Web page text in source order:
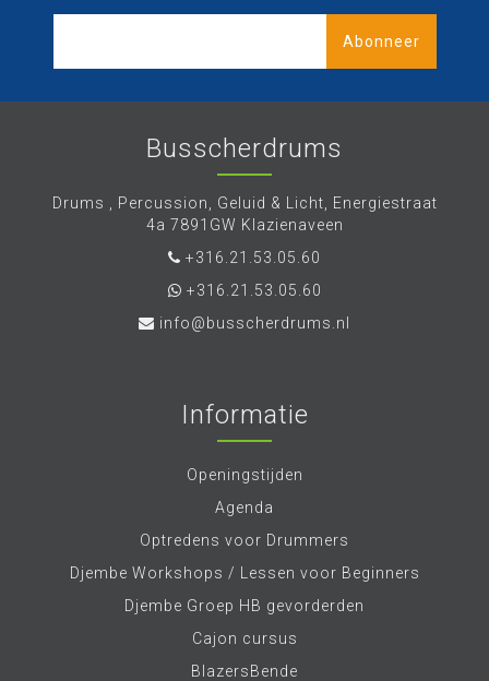
Abonneer
Busscherdrums
Drums , Percussion, Geluid & Licht, Energiestraat
4a 7891GW Klazienaveen
+316.21.53.05.60
+316.21.53.05.60
info@busscherdrums.nl
Informatie
Openingstijden
Agenda
Optredens voor Drummers
Djembe Workshops / Lessen voor Beginners
Djembe Groep HB gevorderden
Cajon cursus
BlazersBende